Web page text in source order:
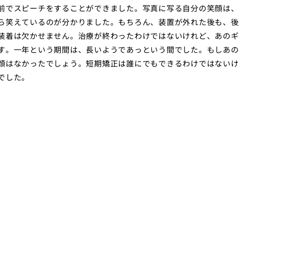
スピーチをすることができました。写真に写る自分の笑顔は、
えているのが分かりました。もちろん、装置が外れた後も、後
は欠かせません。治療が終わったわけではないけれど、あのギ
一年という期間は、長いようであっという間でした。もしあの
なかったでしょう。短期矯正は誰にでもできるわけではないけ
た。